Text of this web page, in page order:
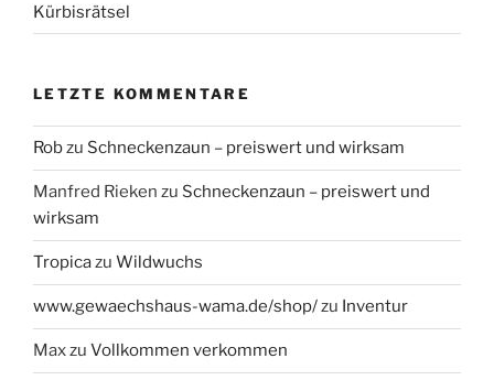
Kürbisrätsel
LETZTE KOMMENTARE
Robzu Schneckenzaun – preiswert und wirksam
Manfred Rieken zu Schneckenzaun – preiswert und
wirksam
Tropicazu Wildwuchs
www.gewaechshaus-wama.de/shop/zu Inventur
Maxzu Vollkommen verkommen